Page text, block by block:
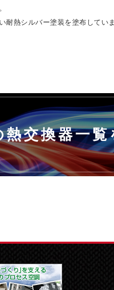
耐熱シルバー塗装を塗布していま
熱交換器一覧